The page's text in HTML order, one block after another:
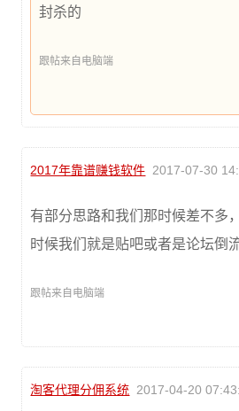
封杀的
跟帖来自电脑端
2017年靠谱赚钱软件 2017-07-30
有部分思路和我们那时候差不多
时候我们就是贴吧或者是论坛倒流
跟帖来自电脑端
淘客代理分佣系统 2017-04-20